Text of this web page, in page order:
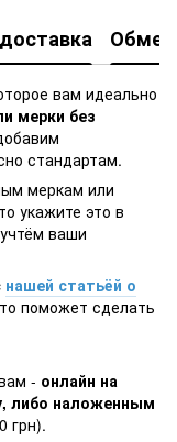
Обмен
вам идеально
мерки без
стандартам.
меркам или
укажите это в
ваши
нашей статьёй о
поможет сделать
- онлайн на
либо наложенным
грн).